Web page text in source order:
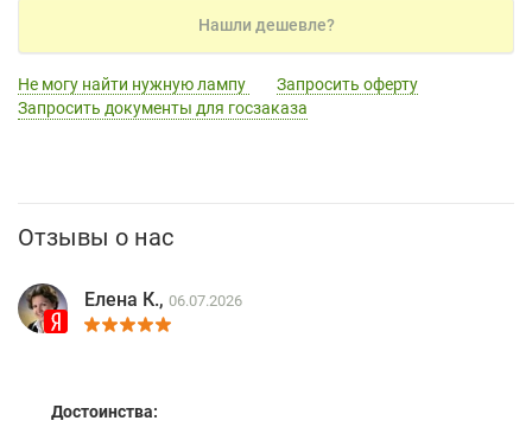
Нашли дешевле?
Не могу найти нужную лампу
Запросить оферту
Запросить документы для госзаказа
Отзывы о нас
Елена К., 06.07.2026
Достоинства: